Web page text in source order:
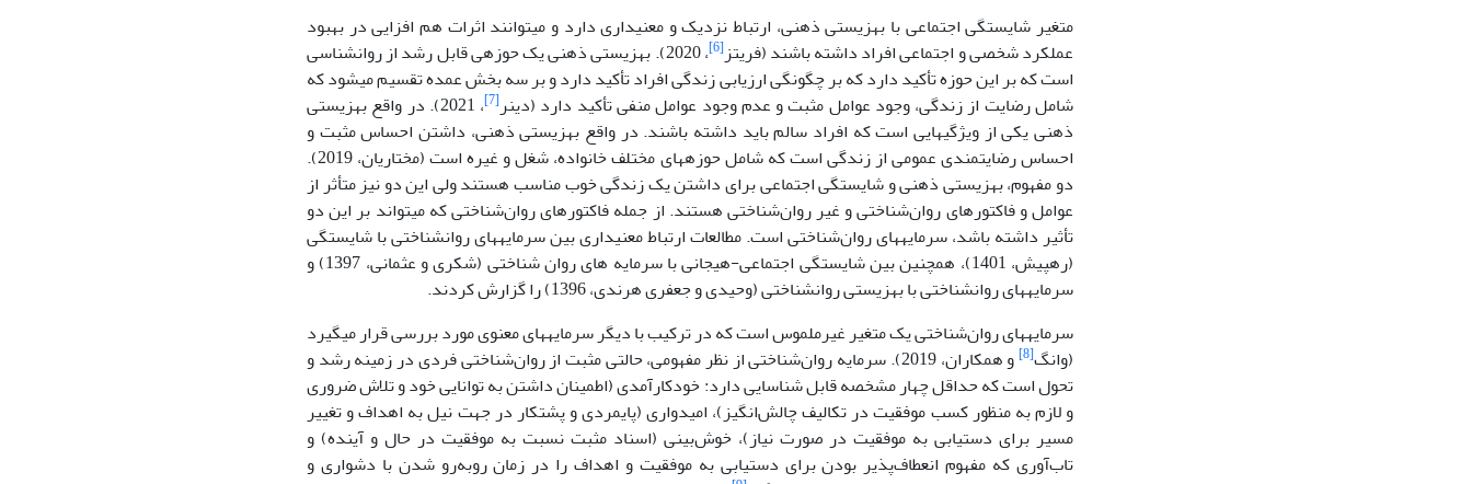
متغیر شایستگی اجتماعی با بهزیستی ذهنی، ارتباط نزدیک و معنی­داری دارد و می­توانند اثرات هم افزایی در بهبود
عملکرد شخصی و اجتماعی افراد داشته باشند (فریتز[6]
، 2020). بهزیستی ذهنی یک حوزه­ی قابل رشد از روانشناسی
است که بر این حوزه تأکید دارد که بر چگونگی ارزیابی زندگی افراد تأکید دارد و بر سه بخش عمده تقسیم می­شود که
شامل رضایت از زندگی، وجود عوامل مثبت و عدم وجود عوامل منفی تأکید دارد (دینر[7]
، 2021). در واقع بهزیستی
ذهنی یکی از ویژگی­هایی است که افراد سالم باید داشته باشند. در واقع بهزیستی ذهنی، داشتن احساس مثبت و
احساس رضایتمندی عمومی از زندگی است که شامل حوزه­های مختلف خانواده، شغل و غیره است (مختاریان، 2019).
دو مفهوم، بهزیستی ذهنی و شایستگی اجتماعی برای داشتن یک زندگی خوب مناسب هستند ولی این دو نیز متأثر از
عوامل و فاکتورهای روان‌شناختی و غیر روان‌شناختی هستند. از جمله فاکتورهای روان‌شناختی که می­تواند بر این دو
تأثیر داشته باشد، سرمایه­های روان‌شناختی است. مطالعات ارتباط معنی­داری بین سرمایه­های روانشناختی با شایستگی
(رهپیش، 1401)، همچنین بین شایستگی اجتماعی-هیجانی با سرمایه های روان شناختی (شکری و عثمانی، 1397) و
سرمایه­های روانشناختی با بهزیستی روانشناختی (وحیدی و جعفری هرندی، 1396) را گزارش کردند.
سرمایه­های روان‌شناختی یک متغیر غیرملموس است که در ترکیب با دیگر سرمایه­های معنوی مورد بررسی قرار می­گیرد
(وانگ[8]
و همکاران، 2019). سرمایه روان‌شناختی از نظر مفهومی، حالتی مثبت از روان‌شناختی فردی در زمینه رشد و
تحول است که حداقل چهار مشخصه قابل شناسایی دارد: خودکارآمدی (اطمینان داشتن به توانایی خود و تلاش ضروری
و لازم به منظور کسب موفقیت در تکالیف چالش‌انگیز)، امیدواری (پایمردی و پشتکار در جهت نیل به اهداف و تغییر
مسیر برای دستیابی به موفقیت در صورت نیاز)، خوش‌بینی (اسناد مثبت نسبت به موفقیت در حال و آینده) و
تاب‌آوری که مفهوم انعطاف‌پذیر بودن برای دستیابی به موفقیت و اهداف را در زمان روبه‌رو شدن با دشواری و